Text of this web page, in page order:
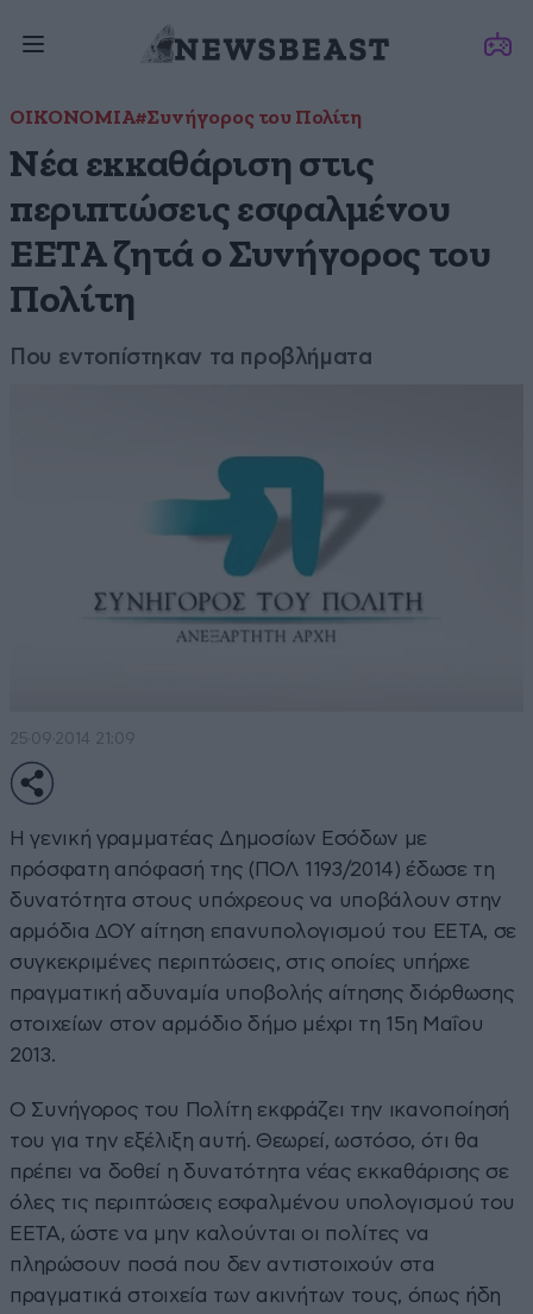
ΟΙΚΟΝΟΜΙΑ#Συνήγορος του Πολίτη
Νέα εκκαθάριση στις
περιπτώσεις εσφαλμένου
ΕΕΤΑ ζητά ο Συνήγορος του
Πολίτη
Που εντοπίστηκαν τα προβλήματα
25·09·2014 21:09
Η γενική γραμματέας Δημοσίων Εσόδων µε
πρόσφατη απόφασή της (ΠΟΛ 1193/2014) έδωσε τη
δυνατότητα στους υπόχρεους να υποβάλουν στην
αρμόδια ∆ΟΥ αίτηση επανυπολογισμού του ΕΕΤΑ, σε
συγκεκριμένες περιπτώσεις, στις οποίες υπήρχε
πραγματική αδυναμία υποβολής αίτησης διόρθωσης
στοιχείων στον αρμόδιο δήμο μέχρι τη 15η Μαΐου
2013.
Ο Συνήγορος του Πολίτη εκφράζει την ικανοποίησή
του για την εξέλιξη αυτή. Θεωρεί, ωστόσο, ότι θα
πρέπει να δοθεί η δυνατότητα νέας εκκαθάρισης σε
όλες τις περιπτώσεις εσφαλμένου υπολογισμού του
ΕΕΤΑ, ώστε να μην καλούνται οι πολίτες να
πληρώσουν ποσά που δεν αντιστοιχούν στα
πραγματικά στοιχεία των ακινήτων τους, όπως ήδη